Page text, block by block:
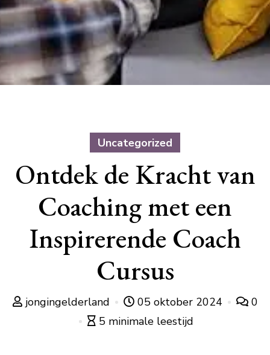
Uncategorized
Ontdek de Kracht van
Coaching met een
Inspirerende Coach
Cursus
jongingelderland 05 oktober 2024
0
5 minimale leestijd